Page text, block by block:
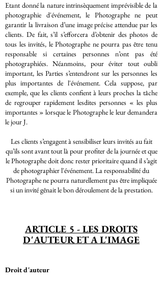
Etant donné la nature intrinsèquement imprévisible de la
photographie d'événement, le Photographe ne peut
garantir la livraison d’une image précise attendue par les
clients. De fait, s’il s’efforcera d’obtenir des photos de
tous les invités, le Photographe ne pourra pas être tenu
responsable si certaines personnes n’ont pas été
photographiées. Néanmoins, pour éviter tout oubli
important, les Parties s’entendront sur les personnes les
plus importantes de l'événement. Cela suppose, par
exemple, que les clients confient à leurs proches la tâche
de regrouper rapidement lesdites personnes « les plus
importantes » lorsque le Photographe le leur demandera
le jour J.
Les clients s’engagent à sensibiliser leurs invités au fait
qu’ils sont avant tout là pour profiter de la journée et que
le Photographe doit donc rester prioritaire quand il s’agit
de photographier l'événement. La responsabilité du
Photographe ne pourra naturellement pas être impliquée
si un invité gênait le bon déroulement de la prestation.
ARTICLE 5 - LES DROITS
D'AUTEUR ET A L'IMAGE
Droit d'auteur